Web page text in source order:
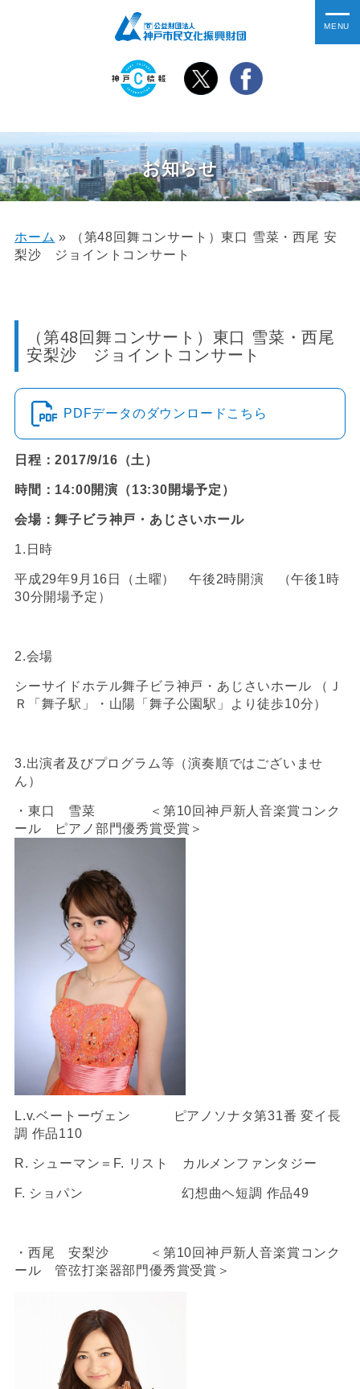
お知らせ
ホーム »
（第48回舞コンサート）東口 雪菜・西尾 安
梨沙 ジョイントコンサート
（第48回舞コンサート）東口 雪菜・西尾
安梨沙 ジョイントコンサート
PDFデータのダウンロードこちら
日程：2017/9/16（土）
時間：14:00開演（13:30開場予定）
会場：舞子ビラ神戸・あじさいホール
1.日時
平成29年9月16日（土曜） 午後2時開演 （午後1時
30分開場予定）
2.会場
シーサイドホテル舞子ビラ神戸・あじさいホール （Ｊ
Ｒ「舞子駅」・山陽「舞子公園駅」より徒歩10分）
3.出演者及びプログラム等（演奏順ではございませ
ん）
・東口 雪菜 ＜第10回神戸新人音楽賞コンク
ール ピアノ部門優秀賞受賞＞
L.v.ベートーヴェン ピアノソナタ第31番 変イ長
調 作品110
R. シューマン＝F. リスト カルメンファンタジー
F. ショパン 幻想曲ヘ短調 作品49
・西尾 安梨沙 ＜第10回神戸新人音楽賞コンク
ール 管弦打楽器部門優秀賞受賞＞